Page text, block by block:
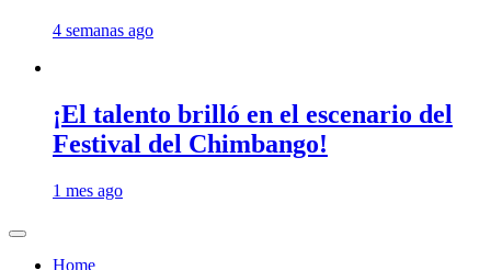
4 semanas ago
¡El talento brilló en el escenario del
Festival del Chimbango!
1 mes ago
Home